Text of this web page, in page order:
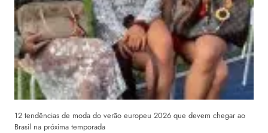
12 tendências de moda do verão europeu 2026 que devem chegar ao
Brasil na próxima temporada